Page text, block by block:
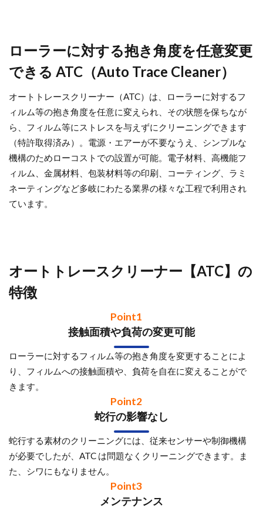
ローラーに対する抱き角度を任意変更
できる ATC（Auto Trace Cleaner）
オートトレースクリーナー（ATC）は、ローラーに対するフ
ィルム等の抱き角度を任意に変えられ、その状態を保ちなが
ら、フィルム等にストレスを与えずにクリーニングできます
（特許取得済み）。電源・エアーが不要なうえ、シンプルな
機構のためローコストでの設置が可能。電子材料、高機能フ
ィルム、金属材料、包装材料等の印刷、コーティング、ラミ
ネーティングなど多岐にわたる業界の様々な工程で利用され
ています。
オートトレースクリーナー【ATC】の
特徴
Point1
接触面積や負荷の変更可能
ローラーに対するフィルム等の抱き角度を変更することによ
り、フィルムへの接触面積や、負荷を自在に変えることがで
きます。
Point2
蛇行の影響なし
蛇行する素材のクリーニングには、従来センサーや制御機構
が必要でしたが、ATC は問題なくクリーニングできます。ま
た、シワにもなりません。
Point3
メンテナンス